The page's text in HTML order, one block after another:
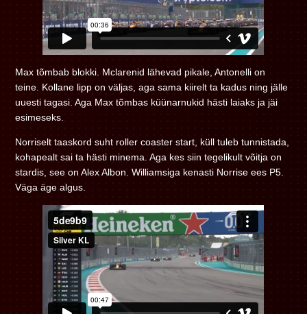
Max tõmbab blokki. Mclarenid lähevad pikale, Antonelli on
teine. Kollane lipp on väljas, aga sama kiirelt ta kadus ning jälle
uuesti tagasi. Aga Max tõmbas küünarnukid hästi laiaks ja jäi
esimeseks.
Norriselt taaskord suht roller coaster start, küll tuleb tunnistada,
kohapealt sai ta hästi minema. Aga kes siin tegelikult võitja on
stardis, see on Alex Albon. Williamsiga kenasti Norrise ees P5.
Väga äge algus.